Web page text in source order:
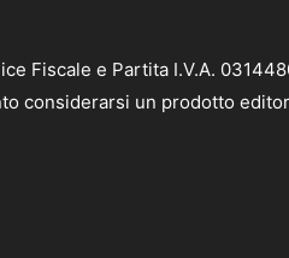
Fiscale e Partita I.V.A.
considerarsi un prodotto